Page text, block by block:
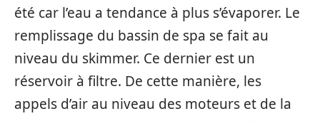
été car l’eau a tendance à plus s’évaporer. Le
remplissage du bassin de spa se fait au
niveau du skimmer. Ce dernier est un
réservoir à filtre. De cette manière, les
appels d’air au niveau des moteurs et de la